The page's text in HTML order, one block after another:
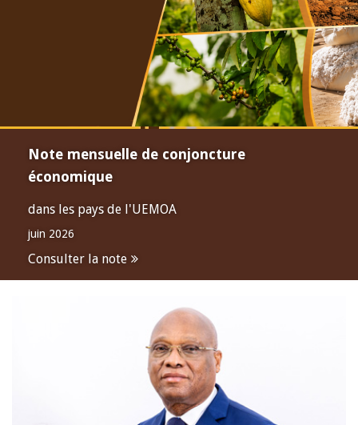
Note mensuelle de conjoncture
économique
dans les pays de l'UEMOA
juin 2026
Consulter la note